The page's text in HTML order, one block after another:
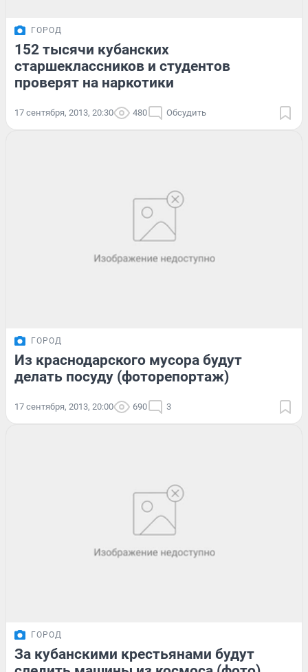
ГОРОД
152 тысячи кубанских
старшеклассников и студентов
проверят на наркотики
17 сентября, 2013, 20:30 480 Обсудить
ГОРОД
Из краснодарского мусора будут
делать посуду (фоторепортаж)
17 сентября, 2013, 20:00 690 3
ГОРОД
За кубанскими крестьянами будут